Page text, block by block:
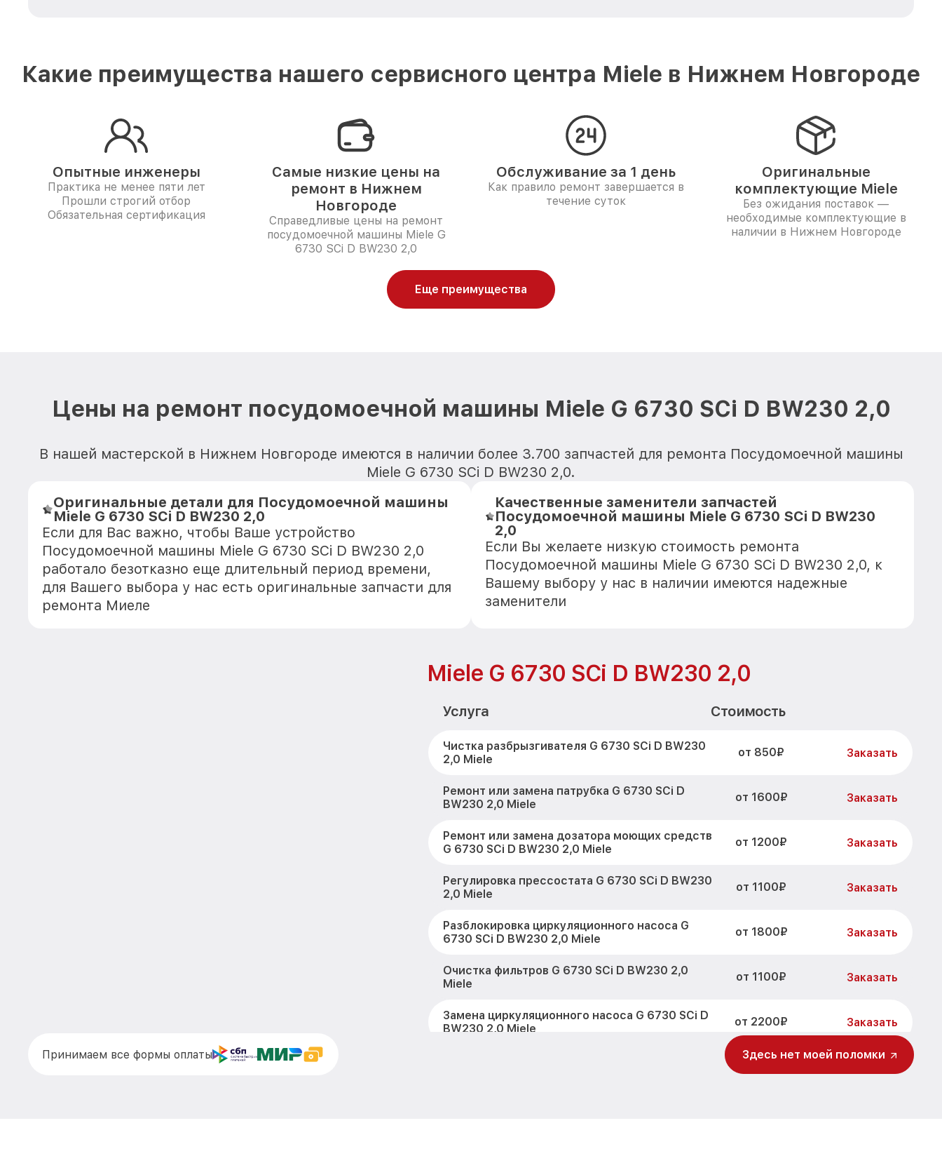
Какие преимущества нашего сервисного центра Miele в Нижнем Новгороде
Опытные инженеры
Практика не менее пяти лет
Прошли строгий отбор
Обязательная сертификация
Самые низкие цены на
ремонт в Нижнем
Новгороде
Справедливые цены на ремонт
посудомоечной машины Miele G
6730 SCi D BW230 2,0
Обслуживание за 1 день
Как правило ремонт завершается в
течение суток
Оригинальные
комплектующие Miele
Без ожидания поставок —
необходимые комплектующие в
наличии в Нижнем Новгороде
Еще преимущества
Цены на ремонт посудомоечной машины Miele G 6730 SCi D BW230 2,0
В нашей мастерской в Нижнем Новгороде имеются в наличии более 3.700 запчастей для ремонта Посудомоечной машины
Miele G 6730 SCi D BW230 2,0.
Оригинальные детали для Посудомоечной машины
Miele G 6730 SCi D BW230 2,0
Если для Вас важно, чтобы Ваше устройство
Посудомоечной машины Miele G 6730 SCi D BW230 2,0
работало безотказно еще длительный период времени,
для Вашего выбора у нас есть оригинальные запчасти для
ремонта Миеле
Качественные заменители запчастей
Посудомоечной машины Miele G 6730 SCi D BW230
2,0
Если Вы желаете низкую стоимость ремонта
Посудомоечной машины Miele G 6730 SCi D BW230 2,0, к
Вашему выбору у нас в наличии имеются надежные
заменители
Miele G 6730 SCi D BW230 2,0
Услуга Стоимость
Чистка разбрызгивателя G 6730 SCi D BW230
2,0 Miele
от 850₽ Заказать
Ремонт или замена патрубка G 6730 SCi D
BW230 2,0 Miele
от 1600₽ Заказать
Ремонт или замена дозатора моющих средств
G 6730 SCi D BW230 2,0 Miele
от 1200₽ Заказать
Регулировка прессостата G 6730 SCi D BW230
2,0 Miele
от 1100₽ Заказать
Разблокировка циркуляционного насоса G
6730 SCi D BW230 2,0 Miele
от 1800₽ Заказать
Очистка фильтров G 6730 SCi D BW230 2,0
Miele
от 1100₽ Заказать
Замена циркуляционного насоса G 6730 SCi D
BW230 2,0 Miele
от 2200₽ Заказать
от 3450₽ Заказать
Принимаем все формы оплаты Здесь нет моей поломки